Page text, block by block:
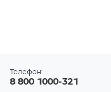
Телефон:
8 800 1000-321